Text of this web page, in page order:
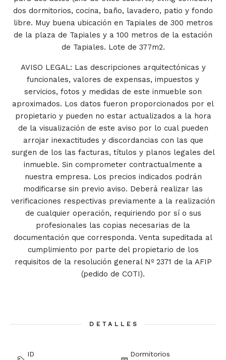
dos dormitorios, cocina, baño, lavadero, patio y fondo
libre. Muy buena ubicación en Tapiales de 300 metros
de la plaza de Tapiales y a 100 metros de la estación
de Tapiales. Lote de 377m2.
AVISO LEGAL: Las descripciones arquitectónicas y
funcionales, valores de expensas, impuestos y
servicios, fotos y medidas de este inmueble son
aproximados. Los datos fueron proporcionados por el
propietario y pueden no estar actualizados a la hora
de la visualización de este aviso por lo cual pueden
arrojar inexactitudes y discordancias con las que
surgen de los las facturas, títulos y planos legales del
inmueble. Sin comprometer contractualmente a
nuestra empresa. Los precios indicados podrán
modificarse sin previo aviso. Deberá realizar las
verificaciones respectivas previamente a la realización
de cualquier operación, requiriendo por sí o sus
profesionales las copias necesarias de la
documentación que corresponda. Venta supeditada al
cumplimiento por parte del propietario de los
requisitos de la resolución general Nº 2371 de la AFIP
(pedido de COTI).
DETALLES
ID
Dormitorios